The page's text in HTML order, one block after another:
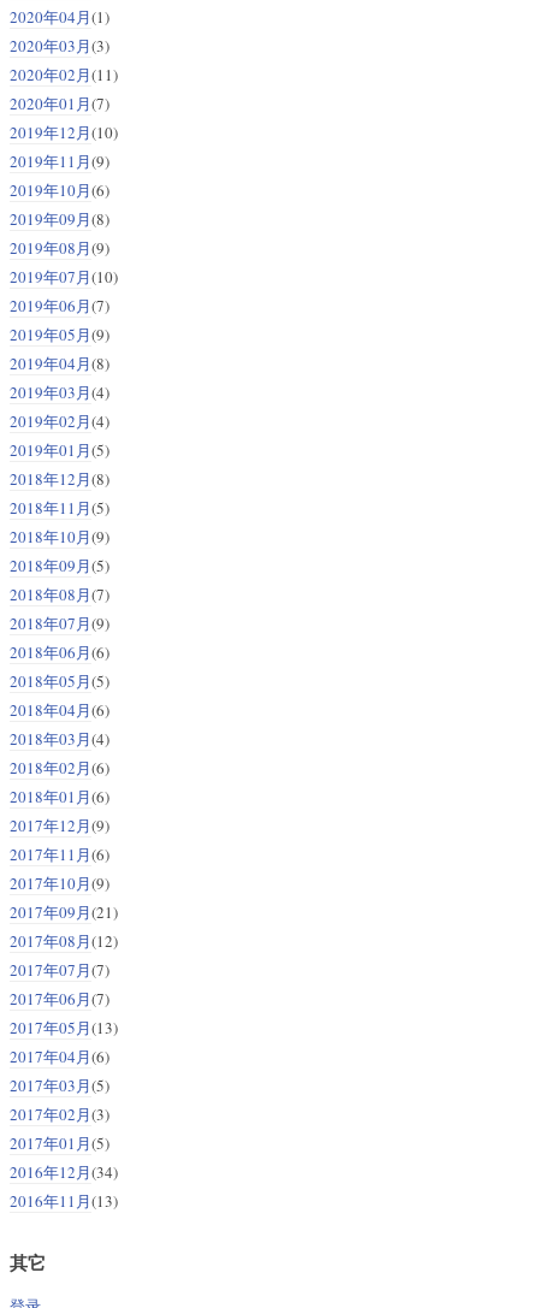
2020年04月(1)
2020年03月(3)
2020年02月(11)
2020年01月(7)
2019年12月(10)
2019年11月(9)
2019年10月(6)
2019年09月(8)
2019年08月(9)
2019年07月(10)
2019年06月(7)
2019年05月(9)
2019年04月(8)
2019年03月(4)
2019年02月(4)
2019年01月(5)
2018年12月(8)
2018年11月(5)
2018年10月(9)
2018年09月(5)
2018年08月(7)
2018年07月(9)
2018年06月(6)
2018年05月(5)
2018年04月(6)
2018年03月(4)
2018年02月(6)
2018年01月(6)
2017年12月(9)
2017年11月(6)
2017年10月(9)
2017年09月(21)
2017年08月(12)
2017年07月(7)
2017年06月(7)
2017年05月(13)
2017年04月(6)
2017年03月(5)
2017年02月(3)
2017年01月(5)
2016年12月(34)
2016年11月(13)
其它